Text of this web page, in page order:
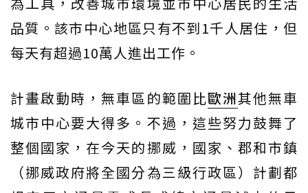
品質。該市中心地區只有不到1千人居住，但
每天有超過10萬人進出工作。
計畫啟動時，無車區的範圍比歐洲其他無車
城市中心要大得多。不過，這些努力鼓舞了
整個國家，在今天的挪威，國家、郡和市鎮
（挪威政府將全國分為三級行政區）計劃都